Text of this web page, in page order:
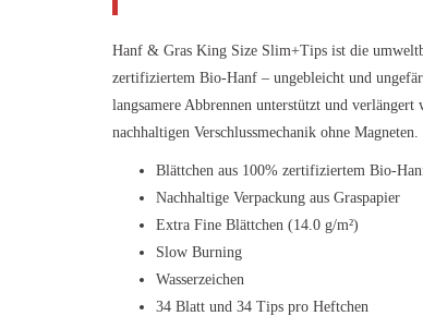
Hanf & Gras King Size Slim+Tips ist die
zertifiziertem Bio-Hanf – ungebleicht und
langsamere Abbrennen unterstützt und
nachhaltigen Verschlussmechanik ohne
Blättchen aus 100% zertifiziertem Bio-
Nachhaltige Verpackung aus Graspapier
Extra Fine Blättchen (14.0 g/m²)
Slow Burning
Wasserzeichen
34 Blatt und 34 Tips pro Heftchen